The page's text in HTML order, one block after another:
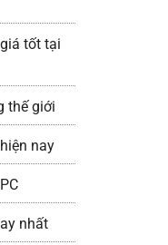
tốt tại
thế giới
nay
nhất